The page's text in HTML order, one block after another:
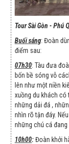
Tour Sài Gòn - Phú
Buổi sáng: Đoàn
điểm sau:
07h30: Tàu đưa
bốn bề sóng vỗ
lên như một niền
xuồng du khách có
những dải đá ,
nhìn rõ tận đáy.
những chú cá
10h00:Đoàn khởi